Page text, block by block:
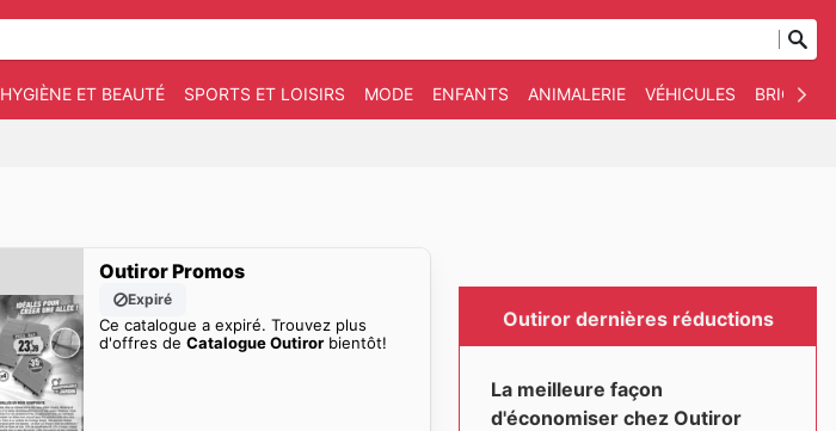
HYGIÈNE ET BEAUTÉ SPORTS ET LOISIRS MODE ENFANTS ANIMALERIE VÉHICULES
Outiror Promos
Expiré
Ce catalogue a expiré. Trouvez plus
d'offres deCatalogue Outiror bientôt!
Outiror dernières réductions
La meilleure façon
d'économiser chez Outiror